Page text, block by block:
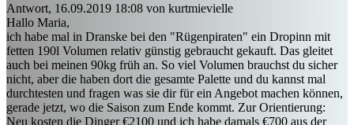
Antwort, 16.09.2019 18:08 von kurtmievielle
Hallo Maria,
ich habe mal in Dranske bei den "Rügenpiraten" ein Dropinn mit
fetten 190l Volumen relativ günstig gebraucht gekauft. Das gleitet
auch bei meinen 90kg früh an. So viel Volumen brauchst du sicher
nicht, aber die haben dort die gesamte Palette und du kannst mal
durchtesten und fragen was sie dir für ein Angebot machen können,
gerade jetzt, wo die Saison zum Ende kommt. Zur Orientierung:
Neu kosten die Dinger €2100 und ich habe damals €700 aus der